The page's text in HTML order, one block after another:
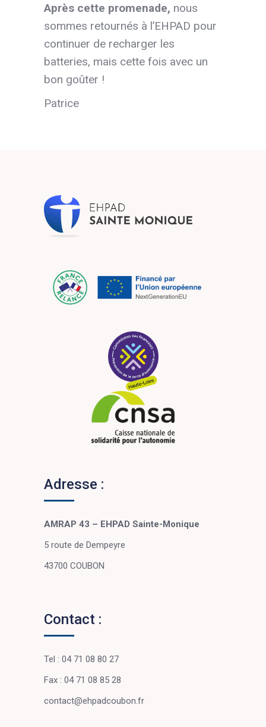
Après cette promenade, nous
sommes retournés à l’EHPAD pour
continuer de recharger les
batteries, mais cette fois avec un
bon goûter !
Patrice
Adresse :
AMRAP 43 – EHPAD Sainte-Monique
5 route de Dempeyre
43700 COUBON
Contact :
Tel : 04 71 08 80 27
Fax : 04 71 08 85 28
contact@ehpadcoubon.fr